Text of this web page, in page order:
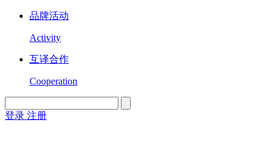
品牌活动
Activity
互译合作
Cooperation
登录 注册